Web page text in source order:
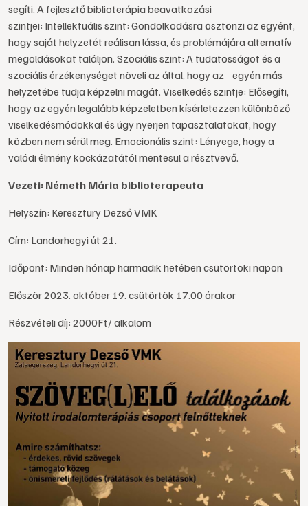
segíti. A fejlesztő biblioterápia beavatkozási
szintjei: Intellektuális szint: Gondolkodásra ösztönzi az egyént,
hogy saját helyzetét reálisan lássa, és problémájára alternatív
megoldásokat találjon. Szociális szint: A tudatosságot és a
szociális érzékenységet növeli az által, hogy az egyén más
helyzetébe tudja képzelni magát. Viselkedés szintje: Elősegíti,
hogy az egyén legalább képzeletben kísérletezzen különböző
viselkedésmódokkal és úgy nyerjen tapasztalatokat, hogy
közben nem sérül meg. Emocionális szint: Lényege, hogy a
valódi élmény kockázatától mentesül a résztvevő.
Vezeti: Németh Mária biblioterapeuta
Helyszín: Keresztury Dezső VMK
Cím: Landorhegyi út 21.
Időpont: Minden hónap harmadik hetében csütörtöki napon
Először 2023. október 19. csütörtök 17.00 órakor
Részvételi díj: 2000Ft/ alkalom